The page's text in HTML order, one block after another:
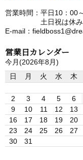
営業時間：平日10：00
土日祝は休み
E-mail：
営業日カレンダー
今月(2026年8月)
日
月 火 水 木
2
3 4 5 6
9
10 11 12 13
16
17 18 19 20
23
24 25 26 27
30
31